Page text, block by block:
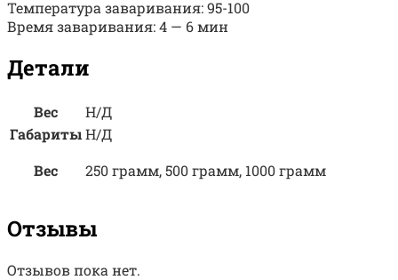
Температура заваривания: 95-100
Время заваривания: 4 — 6 мин
Детали
Вес
Н/Д
ГабаритыН/Д
Вес
250 грамм, 500 грамм, 1000 грамм
Отзывы
Отзывов пока нет.